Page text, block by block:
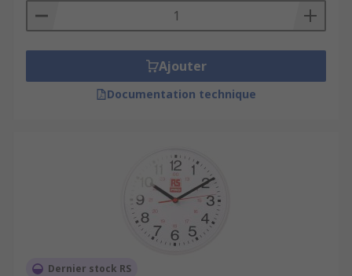
Ajouter
Documentation technique
Dernier stock RS